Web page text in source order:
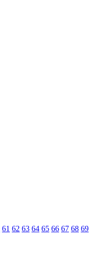
61 62 63 64 65 66 67 68 69